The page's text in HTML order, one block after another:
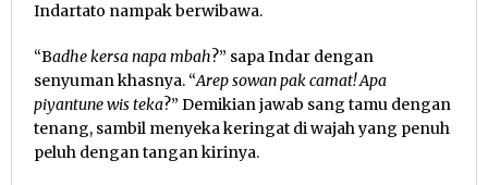
Indartato nampak berwibawa.
“Badhe kersa napa mbah?” sapa Indar dengan
senyuman khasnya. “Arep sowan pak camat! Apa
piyantune wis teka?” Demikian jawab sang tamu dengan
tenang, sambil menyeka keringat di wajah yang penuh
peluh dengan tangan kirinya.